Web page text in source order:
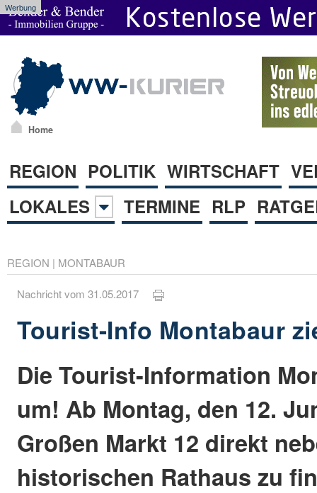
Werbung
Home
REGION POLITIK WIRTSCHAFT
LOKALES
TERMINE RLP
REGION | MONTABAUR
Nachricht vom 31.05.2017
Tourist-Info Montabaur
Die Tourist-Information
um! Ab Montag, den 12.
Großen Markt 12 direkt
historischen Rathaus zu